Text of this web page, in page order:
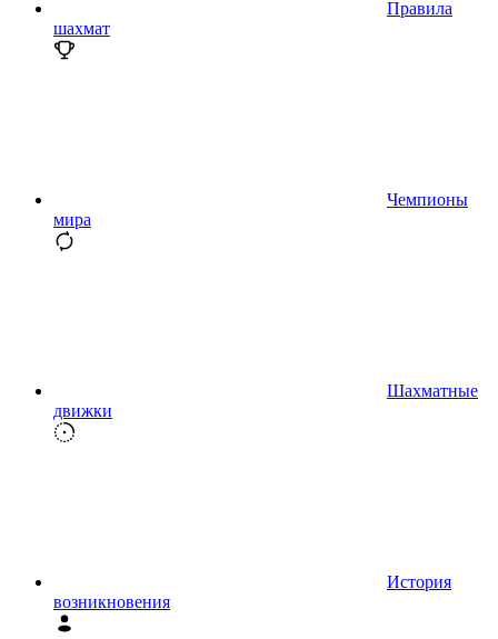
Правила
шахмат
Чемпионы
мира
Шахматные
движки
История
возникновения